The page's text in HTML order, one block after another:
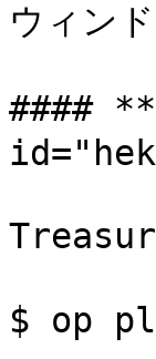
ウィン
####
$ op